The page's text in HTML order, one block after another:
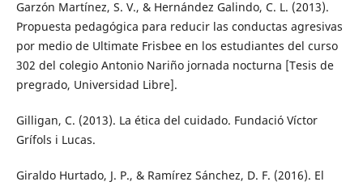
Garzón Martínez, S. V., & Hernández Galindo, C. L. (2013).
Propuesta pedagógica para reducir las conductas agresivas
por medio de Ultimate Frisbee en los estudiantes del curso
302 del colegio Antonio Nariño jornada nocturna [Tesis de
pregrado, Universidad Libre].
Gilligan, C. (2013). La ética del cuidado. Fundació Víctor
Grífols i Lucas.
Giraldo Hurtado, J. P., & Ramírez Sánchez, D. F. (2016). El